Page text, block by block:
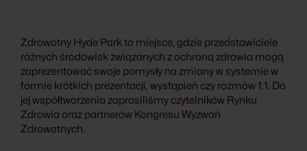
Zdrowotny Hyde Park to miejsce, gdzie przedstawiciele
różnych środowisk związanych z ochroną zdrowia mogą
zaprezentować swoje pomysły na zmiany w systemie w
formie krótkich prezentacji, wystąpień czy rozmów 1:1. Do
jej współtworzenia zaprosiliśmy czytelników Rynku
Zdrowia oraz partnerów Kongresu Wyzwań
Zdrowotnych.